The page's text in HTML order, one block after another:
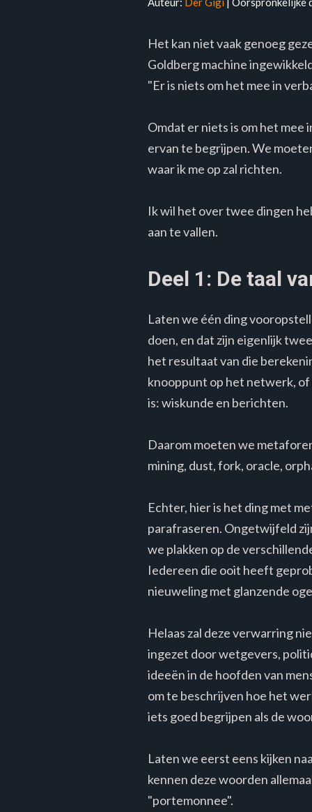
Het kan niet vaak genoeg
Goldberg machine
"Er is niets om het mee in
Omdat er niets is om het mee
ervan te begrijpen. We
waar ik me op zal richten.
Ik wil het over twee dingen
aan te vallen.
Deel 1: De taal
Laten we één ding
doen, en dat zijn eigenlijk
het resultaat van die
knooppunt op het netwerk,
is: wiskunde en berichten.
Daarom moeten we
mining, dust, fork, oracle,
Echter, hier is het ding met
parafraseren. Ongetwijfeld
we plakken op de
Iedereen die ooit heeft
nieuweling met glanzende
Helaas zal deze verwarring
ingezet door wetgevers,
ideeën in de hoofden van
om te beschrijven hoe het
iets goed begrijpen als de
Laten we eerst eens kijken
kennen deze woorden
"portemonnee".